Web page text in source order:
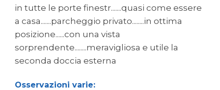
in tutte le porte finestr.......quasi come essere
a casa.......parcheggio privato........in ottima
posizione......con una vista
sorprendente........meravigliosa e utile la
seconda doccia esterna
Osservazioni varie: